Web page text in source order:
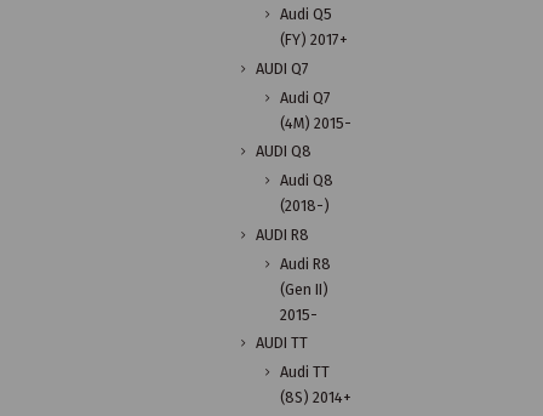
Audi Q5
(FY) 2017+
AUDI Q7
Audi Q7
(4M) 2015-
AUDI Q8
Audi Q8
(2018-)
AUDI R8
Audi R8
(Gen II)
2015-
AUDI TT
Audi TT
(8S) 2014+